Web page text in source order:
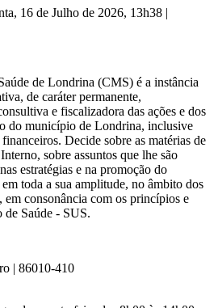
16 de Julho de 2026, 13h38 |
de Londrina (CMS) é a instância
de caráter permanente,
e fiscalizadora das ações e dos
do município de Londrina, inclusive
Decide sobre as matérias de
sobre assuntos que lhe são
estratégias e na promoção do
toda a sua amplitude, no âmbito dos
em consonância com os princípios e
de Saúde - SUS.
| 86010-410